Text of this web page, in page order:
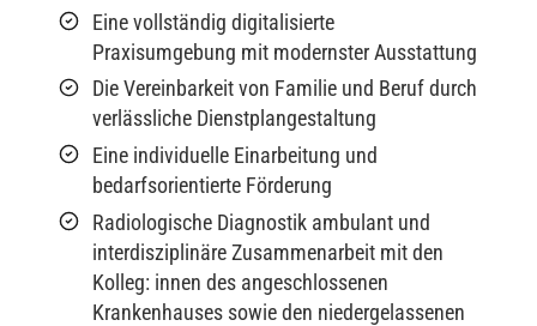
Eine vollständig digitalisierte
Praxisumgebung mit modernster Ausstattung
Die Vereinbarkeit von Familie und Beruf durch
verlässliche Dienstplangestaltung
Eine individuelle Einarbeitung und
bedarfsorientierte Förderung
Radiologische Diagnostik ambulant und
interdisziplinäre Zusammenarbeit mit den
Kolleg: innen des angeschlossenen
Krankenhauses sowie den niedergelassenen